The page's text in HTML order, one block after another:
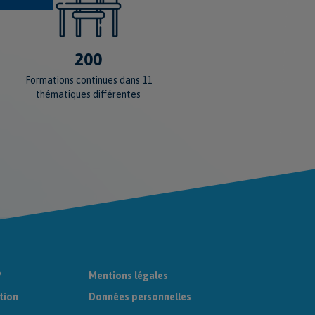
200
Formations continues dans 11
thématiques différentes
Mentions légales
Données personnelles